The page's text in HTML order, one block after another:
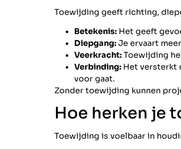
Toewijding geeft richting,
Betekenis: Het geeft
Diepgang:Je ervaart
Veerkracht:Toewijding
Verbinding: Het versterkt
voor gaat.
Zonder toewijding kunnen
Hoe herken je
Toewijding is voelbaar in